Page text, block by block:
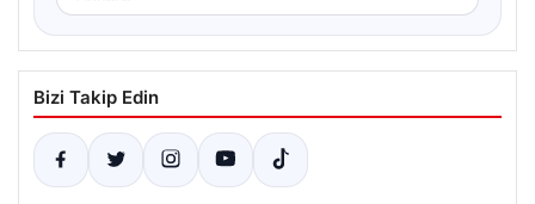
Bizi Takip Edin